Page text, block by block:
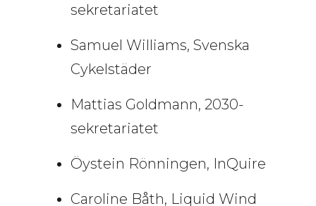
sekretariatet
Samuel Williams, Svenska
Cykelstäder
Mattias Goldmann, 2030-
sekretariatet
Öystein Rönningen, InQuire
Caroline Båth, Liquid Wind